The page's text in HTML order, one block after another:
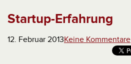
Startup-Erfahrung
12. Februar 2013Keine Kommentare